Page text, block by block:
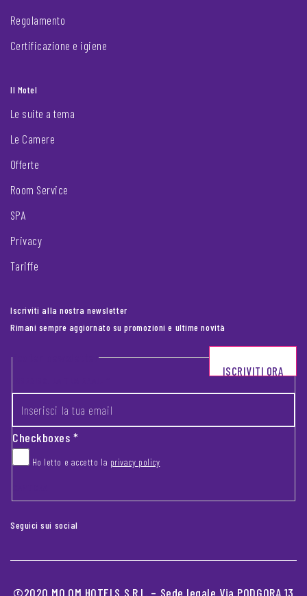
Regolamento
Certificazione e igiene
Il Motel
Le suite a tema
Le Camere
Offerte
Room Service
SPA
Privacy
Tariffe
Iscriviti alla nostra newsletter
Rimani sempre aggiornato su promozioni e ultime novità
Footer newsletter
Checkboxes*
Ho letto e accetto la privacy policy
ISCRIVITI ORA
Seguici sui social
©2020 MO.OM HOTELS S.R.L. – Sede legale Via PODGORA 13